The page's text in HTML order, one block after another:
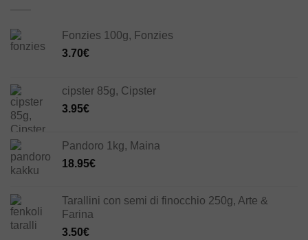
Fonzies 100g, Fonzies
3.70€
cipster 85g, Cipster
3.95€
Pandoro 1kg, Maina
18.95€
Tarallini con semi di finocchio 250g, Arte &
Farina
3.50€